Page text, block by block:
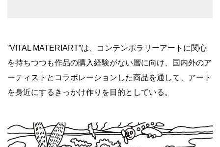
”VITAL MATERIART”は、コンテンポラリーアートに関心
を持ちつつも作品の購入経験がない層に向け、国内外のア
ーティストとコラボレーションした商品を通して、アート
を身近にするきっかけ作りを目的としている。